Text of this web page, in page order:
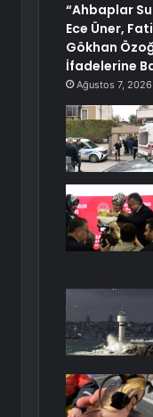
“Ahbaplar
Ece Üner,
Gökhan
İfadelerine
Ağustos 7, 2026